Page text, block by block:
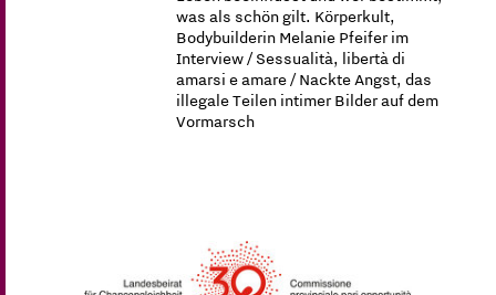
was als schön gilt. Körperkult,
Bodybuilderin Melanie Pfeifer im
Interview / Sessualità, libertà di
amarsi e amare / Nackte Angst, das
illegale Teilen intimer Bilder auf dem
Vormarsch